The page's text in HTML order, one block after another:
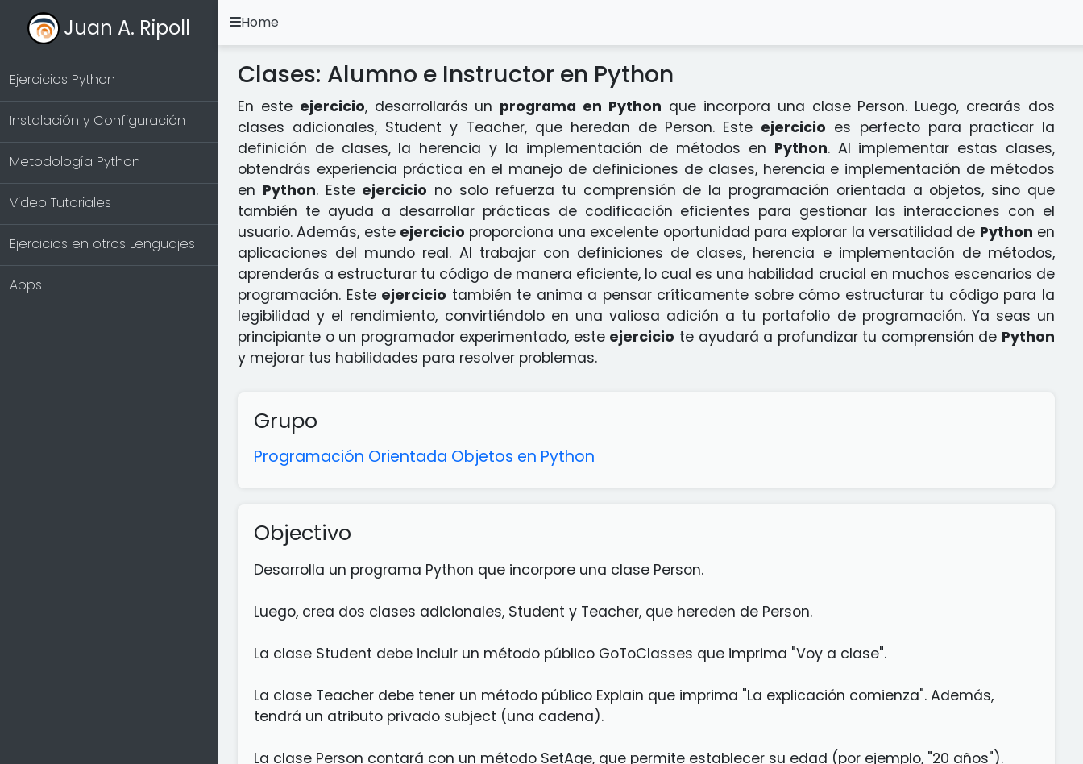
Juan A. Ripoll
Ejercicios Python
Instalación y Configuración
Metodología Python
Video Tutoriales
Ejercicios en otros Lenguajes
Apps
Home
Clases: Alumno e Instructor en Python
En este ejercicio, desarrollarás un programa en Python que incorpora una clase Person. Luego, crearás dos
clases adicionales, Student y Teacher, que heredan de Person. Este ejercicio es perfecto para practicar la
definición de clases, la herencia y la implementación de métodos en Python. Al implementar estas clases,
obtendrás experiencia práctica en el manejo de definiciones de clases, herencia e implementación de métodos
en Python. Este ejercicio no solo refuerza tu comprensión de la programación orientada a objetos, sino que
también te ayuda a desarrollar prácticas de codificación eficientes para gestionar las interacciones con el
usuario. Además, este ejercicio proporciona una excelente oportunidad para explorar la versatilidad de Python en
aplicaciones del mundo real. Al trabajar con definiciones de clases, herencia e implementación de métodos,
aprenderás a estructurar tu código de manera eficiente, lo cual es una habilidad crucial en muchos escenarios de
programación. Este ejercicio también te anima a pensar críticamente sobre cómo estructurar tu código para la
legibilidad y el rendimiento, convirtiéndolo en una valiosa adición a tu portafolio de programación. Ya seas un
principiante o un programador experimentado, este ejercicio te ayudará a profundizar tu comprensión de Python
y mejorar tus habilidades para resolver problemas.
Grupo
Programación Orientada Objetos en Python
Objectivo
Desarrolla un programa Python que incorpore una clase Person.
Luego, crea dos clases adicionales, Student y Teacher, que hereden de Person.
La clase Student debe incluir un método público GoToClasses que imprima "Voy a clase".
La clase Teacher debe tener un método público Explain que imprima "La explicación comienza". Además,
tendrá un atributo privado subject (una cadena).
La clase Person contará con un método SetAge, que permite establecer su edad (por ejemplo, "20 años").